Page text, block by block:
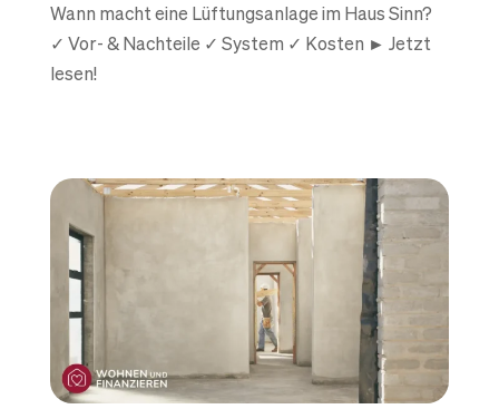
Wann macht eine Lüftungsanlage im Haus Sinn?
✓ Vor- & Nachteile ✓ System ✓ Kosten ► Jetzt
lesen!